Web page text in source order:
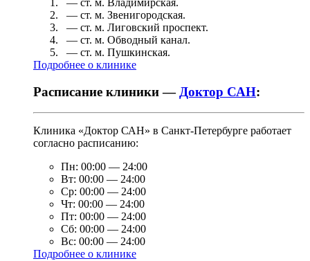
— ст. м. Звенигородская.
— ст. м. Лиговский проспект.
— ст. м. Обводный канал.
— ст. м. Пушкинская.
Подробнее о клинике
Расписание клиники — Доктор САН:
Клиника «Доктор САН» в Санкт-Петербурге работает
согласно расписанию:
Пн: 00:00 — 24:00
Вт: 00:00 — 24:00
Ср: 00:00 — 24:00
Чт: 00:00 — 24:00
Пт: 00:00 — 24:00
Сб: 00:00 — 24:00
Вс: 00:00 — 24:00
Подробнее о клинике